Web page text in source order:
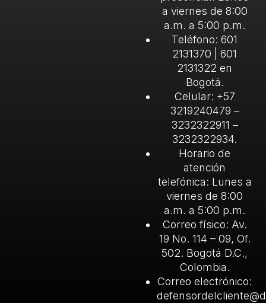
a viernes de 8:00
a.m. a 5:00 p.m.
Teléfono: 601
2131370 | 601
2131322 en
Bogotá.
Celular: +57
3219240479 –
3232322911 –
3232322934.
Horario de
atención
telefónica: Lunes a
viernes de 8:00
a.m. a 5:00 p.m.
Correo físico: Av.
19 No. 114 – 09, Of.
502. Bogotá D.C.,
Colombia.
Correo electrónico: